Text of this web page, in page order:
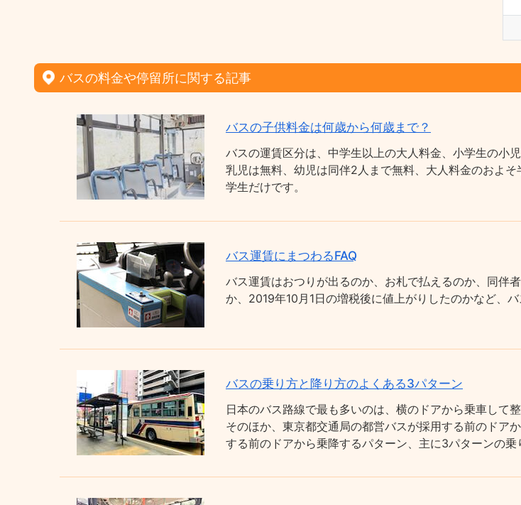
バスの料金や停留所に関する記事
バスの子供料金は何歳から何歳まで？
バスの運賃区分は、中学生以上の大人料金、小学生の小
乳児は無料、幼児は同伴2人まで無料、大人料金のおよ
学生だけです。
バス運賃にまつわるFAQ
バス運賃はおつりが出るのか、お札で払えるのか、同伴
か、2019年10月1日の増税後に値上がりしたのかなど、
バスの乗り方と降り方のよくある3パターン
日本のバス路線で最も多いのは、横のドアから乗車して
そのほか、東京都交通局の都営バスが採用する前のドア
する前のドアから乗降するパターン、主に3パターンの乗